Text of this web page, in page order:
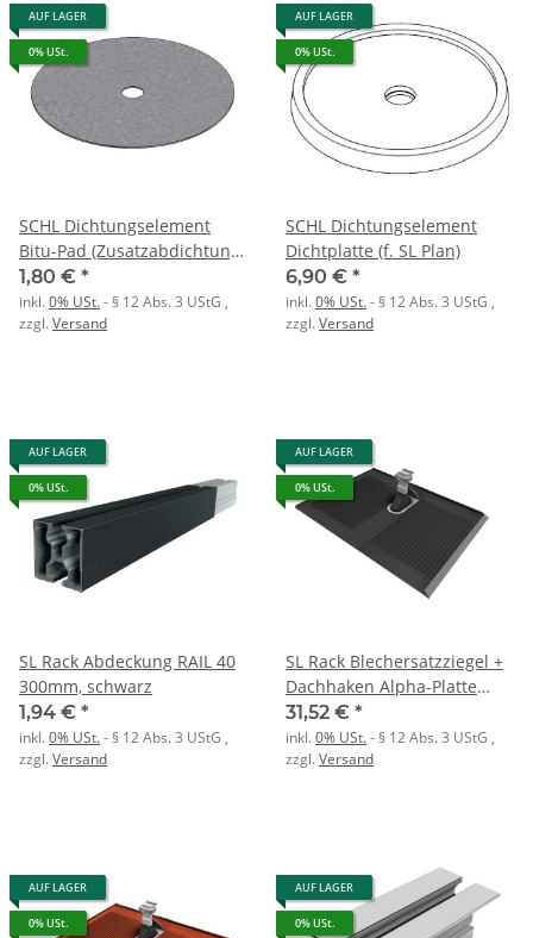
0% USt.
AUF LAGER
SCHL Dichtungselement
Bitu-Pad (Zusatzabdichtung
f. SL Plan)
1,80 € *
inkl.0% USt.- § 12 Abs. 3 UStG ,
zzgl.Versand
0% USt.
AUF LAGER
SCHL Dichtungselement
Dichtplatte (f. SL Plan)
6,90 € *
inkl.0% USt.- § 12 Abs. 3 UStG ,
zzgl.Versand
0% USt.
AUF LAGER
SL Rack Abdeckung RAIL 40
300mm, schwarz
1,94 € *
inkl.0% USt.- § 12 Abs. 3 UStG ,
zzgl.Versand
0% USt.
AUF LAGER
SL Rack Blechersatzziegel +
Dachhaken Alpha-Platte
grau
31,52 € *
inkl.0% USt.- § 12 Abs. 3 UStG ,
zzgl.Versand
0% USt.
AUF LAGER
0% USt.
AUF LAGER